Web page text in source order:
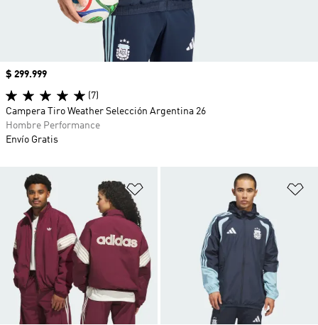
Añadir a la lista de deseos
Precio
$ 299.999
(7)
Campera Tiro Weather Selección Argentina 26
Hombre Performance
Envío Gratis